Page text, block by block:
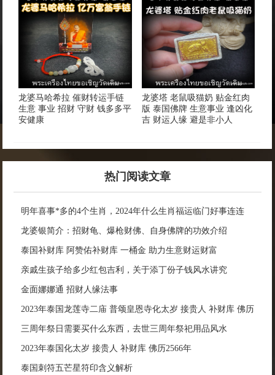
龙婆马哈希拉 催财转运手链
生意 事业 招财 守财 钱多多平
安健康
龙婆塔 老鼠吸猫奶 贴金红肉
版 泰国佛牌 生意事业 逢凶化
吉 财运人缘 避是非小人
热门阅读文章
明年喜事*多的4个生肖，2024年什么生肖福运临门好事连连
龙婆银简介：招财龟、爆枪财佛、自身佛牌的功效介绍
泰国补财库 阿赞佑补财库 一桶金 助力生意财运财富
亲戚生孩子给多少红包吉利，关于添丁份子钱风水讲究
金面娜娜通 招财人缘法事
2023年泰国龙莲寺二庙 普颂皇恩寺化太岁 接贵人 补财库 佛历
2566年
三周年祭日需要买什么东西，去世三周年祭祀用品风水
2023年泰国化太岁 接贵人 补财库 佛历2566年
泰国刺符五芒星符印含义解析